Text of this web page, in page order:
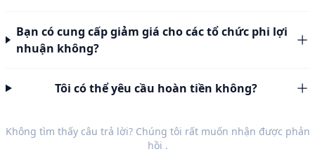
Bạn có cung cấp giảm giá cho các tổ chức phi lợi
nhuận không?
Tôi có thể yêu cầu hoàn tiền không?
Không tìm thấy câu trả lời? Chúng tôi rất muốn nhận được phản
hồi .